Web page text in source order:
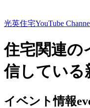
光英住宅YouTube
住宅関連の
信している
イベント情報